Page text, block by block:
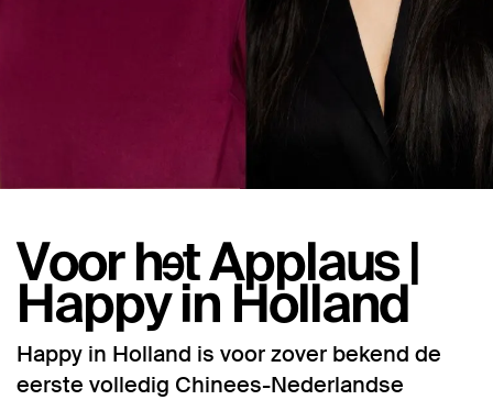
Voor het Applaus |
Happy in Holland
Happy in Holland is voor zover bekend de
eerste volledig Chinees-Nederlandse